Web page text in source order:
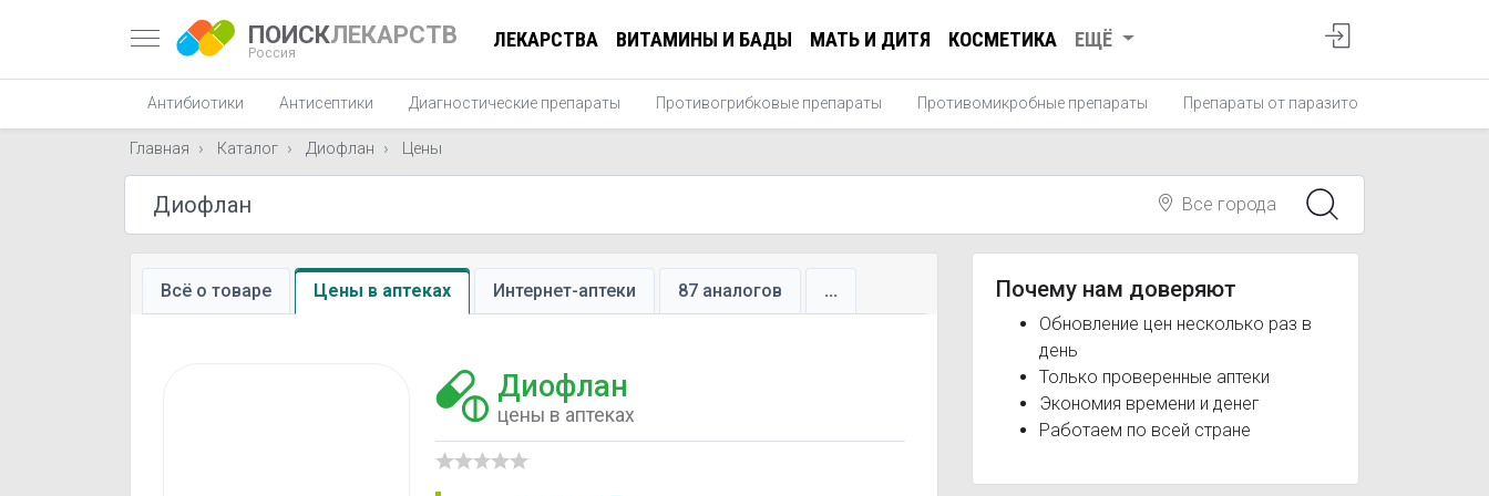
ПОИСКЛЕКАРСТВ
Россия
ЛЕКАРСТВА ВИТАМИНЫ И БАДЫ МАТЬ И ДИТЯ КОСМЕТИКА ЕЩЁ
Антибиотики Антисептики Диагностические препараты Противогрибковые препараты Противомикробные препараты Препараты от паразитов
Главная Каталог Диофлан Цены
Все города
Всё о товаре Цены в аптеках Интернет-аптеки 87 аналогов ...
Диофлан
цены в аптеках
Почему нам доверяют
Обновление цен несколько раз в
день
Только проверенные аптеки
Экономия времени и денег
Работаем по всей стране